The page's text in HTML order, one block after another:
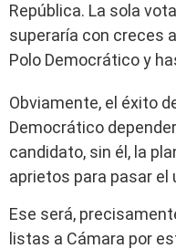
República. La sola
superaría con creces
Polo Democrático y
Obviamente, el éxito
Democrático
candidato, sin él, la
aprietos para pasar el
Ese será,
listas a Cámara por